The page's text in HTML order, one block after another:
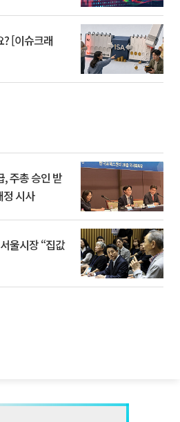
? [이슈크래
, 주총 승인 받
시사
울시장 “집값